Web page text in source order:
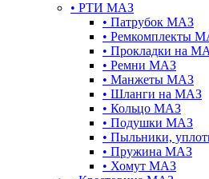
• РТИ МАЗ
• Патрубок МАЗ
• Ремкомплекты
• Прокладки на
• Ремни МАЗ
• Манжеты МАЗ
• Шланги на МАЗ
• Кольцо МАЗ
• Подушки МАЗ
• Пыльники,
• Пружина МАЗ
• Хомут МАЗ